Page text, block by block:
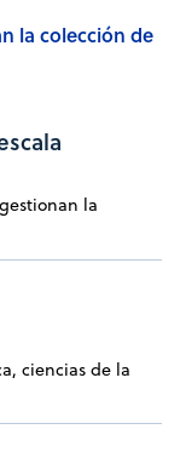
la colección de
la
ciencias de la